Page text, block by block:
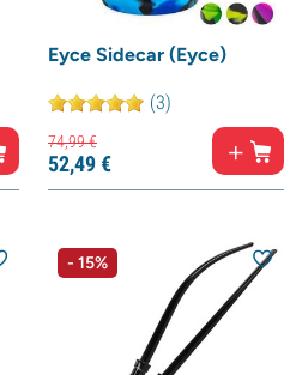
Eyce Sidecar (Eyce)
(3)
74,99€
52,49€
- 15%